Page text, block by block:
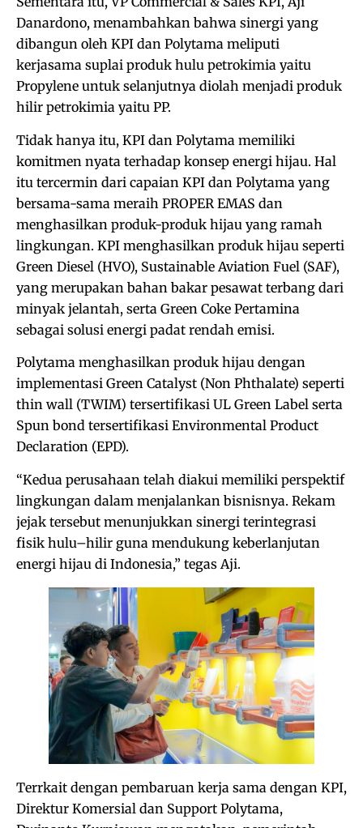
Danardono, menambahkan bahwa sinergi yang
dibangun oleh KPI dan Polytama meliputi
kerjasama suplai produk hulu petrokimia yaitu
Propylene untuk selanjutnya diolah menjadi produk
hilir petrokimia yaitu PP.
Tidak hanya itu, KPI dan Polytama memiliki
komitmen nyata terhadap konsep energi hijau. Hal
itu tercermin dari capaian KPI dan Polytama yang
bersama-sama meraih PROPER EMAS dan
menghasilkan produk-produk hijau yang ramah
lingkungan. KPI menghasilkan produk hijau seperti
Green Diesel (HVO), Sustainable Aviation Fuel (SAF),
yang merupakan bahan bakar pesawat terbang dari
minyak jelantah, serta Green Coke Pertamina
sebagai solusi energi padat rendah emisi.
Polytama menghasilkan produk hijau dengan
implementasi Green Catalyst (Non Phthalate) seperti
thin wall (TWIM) tersertifikasi UL Green Label serta
Spun bond tersertifikasi Environmental Product
Declaration (EPD).
“Kedua perusahaan telah diakui memiliki perspektif
lingkungan dalam menjalankan bisnisnya. Rekam
jejak tersebut menunjukkan sinergi terintegrasi
fisik hulu–hilir guna mendukung keberlanjutan
energi hijau di Indonesia,” tegas Aji.
Terrkait dengan pembaruan kerja sama dengan KPI,
Direktur Komersial dan Support Polytama,